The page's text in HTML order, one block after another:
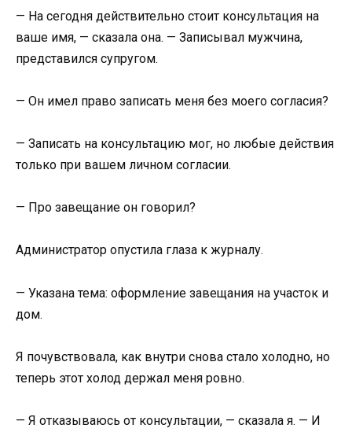
— На сегодня действительно стоит консультация на
ваше имя, — сказала она. — Записывал мужчина,
представился супругом.
— Он имел право записать меня без моего согласия?
— Записать на консультацию мог, но любые действия
только при вашем личном согласии.
— Про завещание он говорил?
Администратор опустила глаза к журналу.
— Указана тема: оформление завещания на участок и
дом.
Я почувствовала, как внутри снова стало холодно, но
теперь этот холод держал меня ровно.
— Я отказываюсь от консультации, — сказала я. — И